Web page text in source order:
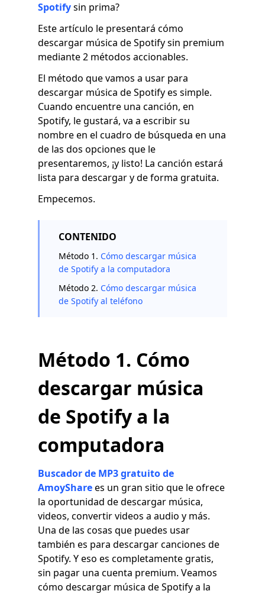
Spotifysin prima?
Este artículo le presentará cómo
descargar música de Spotify sin premium
mediante 2 métodos accionables.
El método que vamos a usar para
descargar música de Spotify es simple.
Cuando encuentre una canción, en
Spotify, le gustará, va a escribir su
nombre en el cuadro de búsqueda en una
de las dos opciones que le
presentaremos, ¡y listo! La canción estará
lista para descargar y de forma gratuita.
Empecemos.
CONTENIDO
Método 1. Cómo descargar música
de Spotify a la computadora
Método 2. Cómo descargar música
de Spotify al teléfono
Método 1. Cómo
descargar música
de Spotify a la
computadora
Buscador de MP3 gratuito de
AmoySharees un gran sitio que le ofrece
la oportunidad de descargar música,
videos, convertir videos a audio y más.
Una de las cosas que puedes usar
también es para descargar canciones de
Spotify. Y eso es completamente gratis,
sin pagar una cuenta premium. Veamos
cómo descargar música de Spotify a la